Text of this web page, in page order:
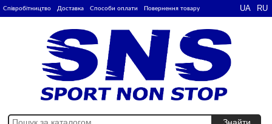
Співробітництво Доставка Способи оплати Повернення товару